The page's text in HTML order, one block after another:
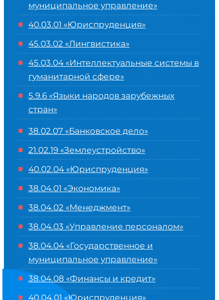
муниципальное управление»
40.03.01 «Юриспруденция»
45.03.02 «Лингвистика»
45.03.04 «Интеллектуальные системы в
гуманитарной сфере»
5.9.6 «Языки народов зарубежных
стран»
38.02.07 «Банковское дело»
21.02.19 «Землеустройство»
40.02.04 «Юриспруденция»
38.04.01 «Экономика»
38.04.02 «Менеджмент»
38.04.03 «Управление персоналом»
38.04.04 «Государственное и
муниципальное управление»
38.04.08 «Финансы и кредит»
40.04.01 «Юриспруденция»